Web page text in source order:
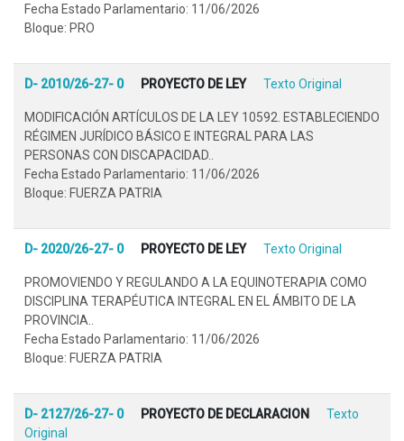
Fecha Estado Parlamentario: 11/06/2026
Bloque: PRO
D- 2010/26-27- 0 PROYECTO DE LEY Texto Original
MODIFICACIÓN ARTÍCULOS DE LA LEY 10592. ESTABLECIENDO
RÉGIMEN JURÍDICO BÁSICO E INTEGRAL PARA LAS
PERSONAS CON DISCAPACIDAD..
Fecha Estado Parlamentario: 11/06/2026
Bloque: FUERZA PATRIA
D- 2020/26-27- 0 PROYECTO DE LEY Texto Original
PROMOVIENDO Y REGULANDO A LA EQUINOTERAPIA COMO
DISCIPLINA TERAPÉUTICA INTEGRAL EN EL ÁMBITO DE LA
PROVINCIA..
Fecha Estado Parlamentario: 11/06/2026
Bloque: FUERZA PATRIA
D- 2127/26-27- 0 PROYECTO DE DECLARACION
Texto
Original